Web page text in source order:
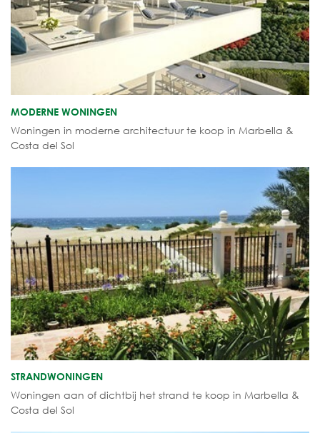
MODERNE WONINGEN
Woningen in moderne architectuur te koop in Marbella &
Costa del Sol
STRANDWONINGEN
Woningen aan of dichtbij het strand te koop in Marbella &
Costa del Sol